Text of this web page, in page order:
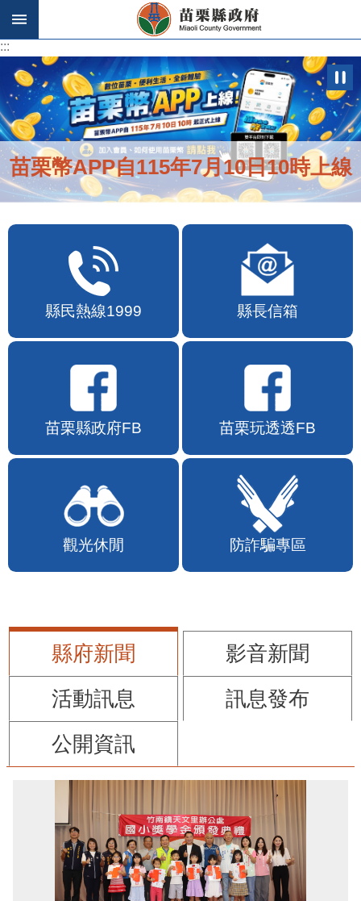
跳到主要內容區塊
:::
苗栗幣APP自115年7月10日10時上線
縣民熱線1999 縣長信箱
苗栗縣政府FB 苗栗玩透透FB
觀光休閒 防詐騙專區
縣府新聞
影音新聞
活動訊息
訊息發布
公開資訊